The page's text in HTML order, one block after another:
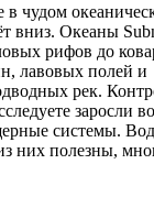
чудом
вниз. Океаны
рифов до
лавовых полей и
рек.
заросли
системы.
них полезны,